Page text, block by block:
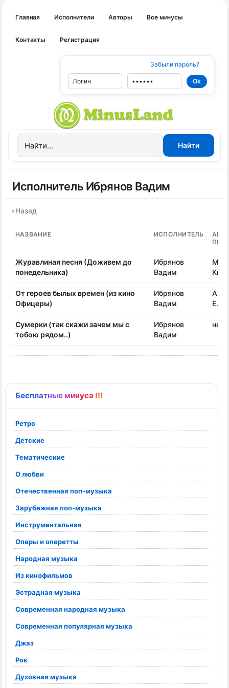
Главная Исполнители Авторы Все минусы
Контакты Регистрация
Забыли пароль?
Бесплатные минуса !!!
Ретро
Детские
Тематические
О любви
Отечественная поп-музыка
Зарубежная поп-музыка
Инструментальная
Оперы и оперетты
Народная музыка
Из кинофильмов
Эстрадная музыка
Современная народная музыка
Современная популярная музыка
Джаз
Рок
Духовная музыка
Исполнитель Ибрянов Вадим
«Назад
НАЗВАНИЕ ИСПОЛНИТЕЛЬ
Журавлиная песня (Доживем до
понедельника)
Ибрянов
Вадим
От героев былых времен (из кино
Офицеры)
Ибрянов
Вадим
Е.
Сумерки (так скажи зачем мы с
тобою рядом..)
Ибрянов
Вадим